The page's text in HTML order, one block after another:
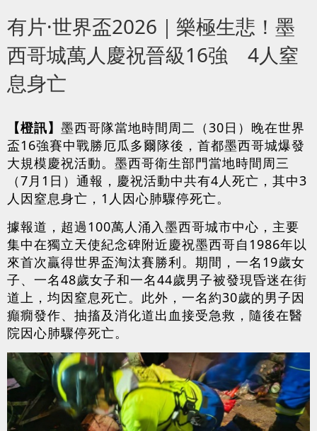
有片·世界盃2026｜樂極生悲！墨
西哥城萬人慶祝晉級16強 4人窒
息身亡
【橙訊】 墨西哥隊當地時間周二（30日 ） 晚在世界
盃16強賽中戰勝厄瓜多爾隊後，首都墨西哥城爆發
大規模慶祝活動。墨西哥衛生部門當地時間周三
（7月1日 ） 通報，慶祝活動中共有4人死亡，其中3
人因窒息身亡，1人因心肺驟停死亡。
據報道，超過100萬人涌入墨西哥城市中心，主要
集中在獨立天使紀念碑附近慶祝墨西哥自1986年以
來首次贏得世界盃淘汰賽勝利。期間，一名19歲女
子、一名48歲女子和一名44歲男子被發現昏迷在街
道上，均因窒息死亡。此外，一名約30歲的男子因
癲癇發作、抽搐及消化道出血接受急救，隨後在醫
院因心肺驟停死亡。